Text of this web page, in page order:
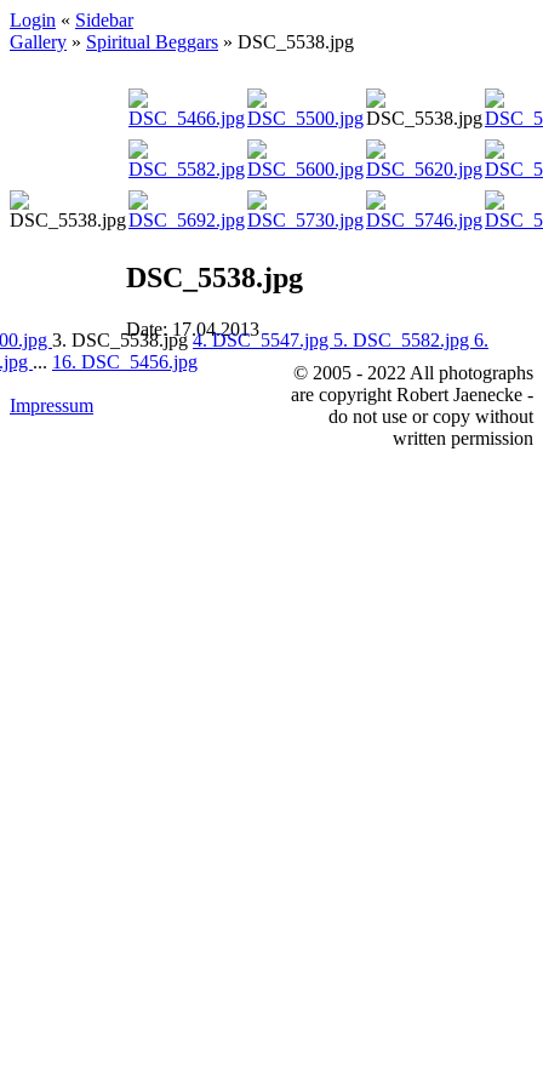
Login « Sidebar
Gallery » Spiritual Beggars » DSC_5538.jpg
DSC_5538.jpg
Date: 17.04.2013
3. DSC_5538.jpg 4. DSC_5547.jpg 5. DSC_5582.jpg 6.
... 16. DSC_5456.jpg
Impressum
© 2005 - 2022 All photographs
are copyright Robert Jaenecke -
do not use or copy without
written permission